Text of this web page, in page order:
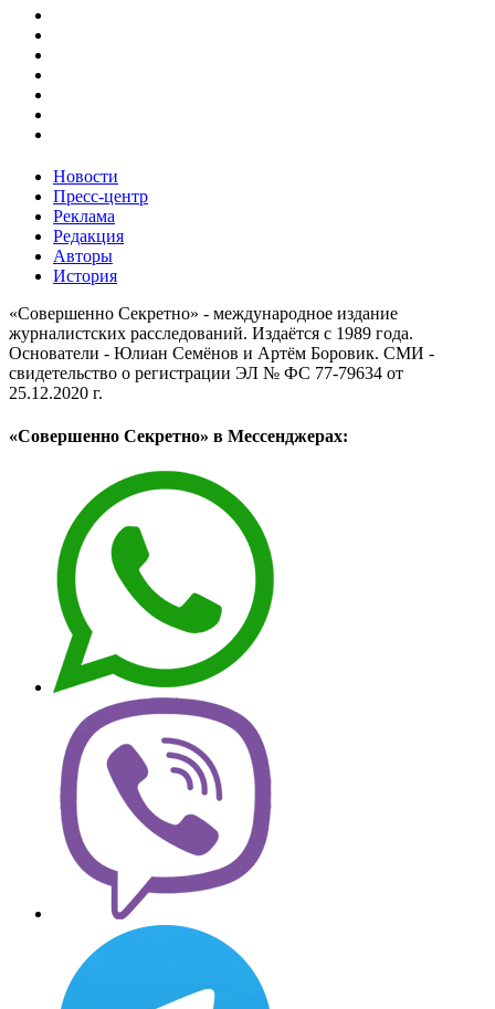
Новости
Пресс-центр
Реклама
Редакция
Авторы
История
«Совершенно Секретно» - международное издание
журналистских расследований. Издаётся с 1989 года.
Основатели - Юлиан Семёнов и Артём Боровик. CМИ -
свидетельство о регистрации ЭЛ № ФС 77-79634 от
25.12.2020 г.
«Совершенно Секретно» в Мессенджерах: